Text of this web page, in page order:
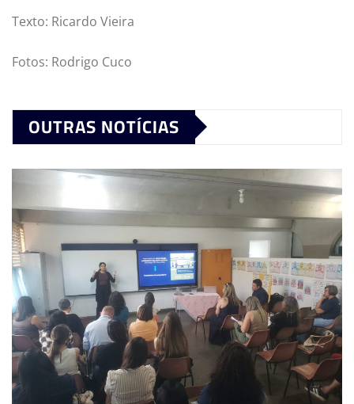
Texto: Ricardo Vieira
Fotos: Rodrigo Cuco
OUTRAS NOTÍCIAS